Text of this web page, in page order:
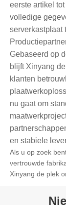
eerste artikel
volledige
serverkastplaat
Gebaseerd op
blijft Xinyang
klanten
nu gaat om
en stabiele
Als u op zoek
vertrouwde
Xinyang de plek